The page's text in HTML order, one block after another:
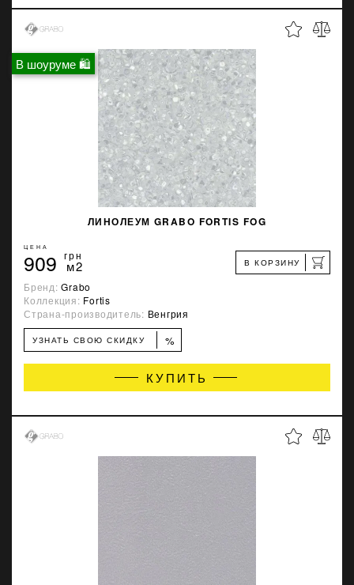
В шоуруме 🛍
ЛИНОЛЕУМ GRABO FORTIS FOG
ЦЕНА
909 грн
м2 В КОРЗИНУ
Бренд:Grabo
Коллекция: Fortis
Страна-производитель: Венгрия
УЗНАТЬ СВОЮ СКИДКУ %
КУПИТЬ